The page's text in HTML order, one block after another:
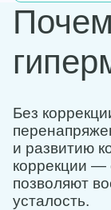
Без
и развитию
коррекции —
позволяют
усталость.